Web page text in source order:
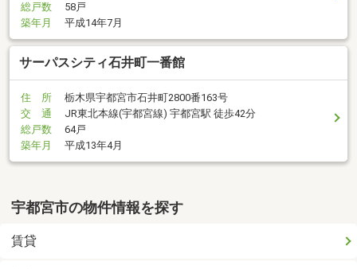
総戸数
58戸
築年月
平成14年7月
サーパスシティ石井町一番館
住 所
栃木県宇都宮市石井町2800番163号
交 通
JR東北本線(宇都宮線) 宇都宮駅 徒歩42分
総戸数
64戸
築年月
平成13年4月
宇都宮市の物件情報を探す
賃貸